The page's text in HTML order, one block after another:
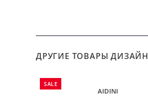
ДРУГИЕ ТОВАРЫ
SALE
AIDINI